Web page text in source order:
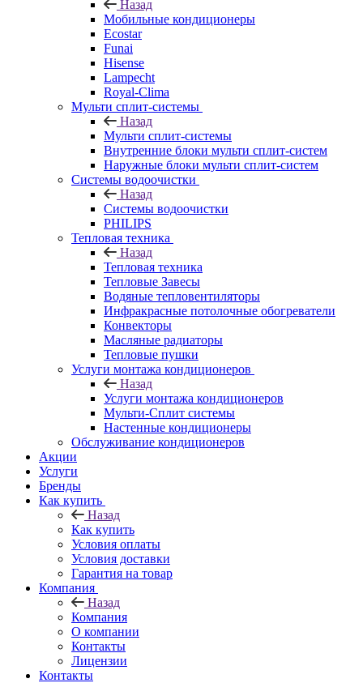
Назад
Мобильные кондиционеры
Ecostar
Funai
Hisense
Lampecht
Royal-Clima
Мульти сплит-системы
Назад
Мульти сплит-системы
Внутренние блоки мульти сплит-систем
Наружные блоки мульти сплит-систем
Системы водоочистки
Назад
Системы водоочистки
PHILIPS
Тепловая техника
Назад
Тепловая техника
Тепловые Завесы
Водяные тепловентиляторы
Инфракрасные потолочные обогреватели
Конвекторы
Масляные радиаторы
Тепловые пушки
Услуги монтажа кондиционеров
Назад
Услуги монтажа кондиционеров
Мульти-Сплит системы
Настенные кондиционеры
Обслуживание кондиционеров
Акции
Услуги
Бренды
Как купить
Назад
Как купить
Условия оплаты
Условия доставки
Гарантия на товар
Компания
Назад
Компания
О компании
Контакты
Лицензии
Контакты